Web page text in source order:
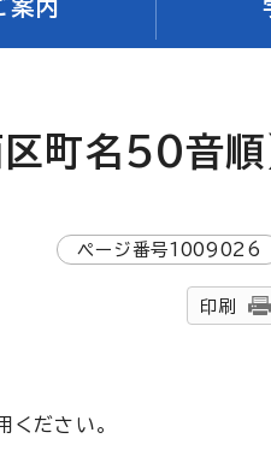
案内
町名50音順
ページ番号1009026
印刷
ください。